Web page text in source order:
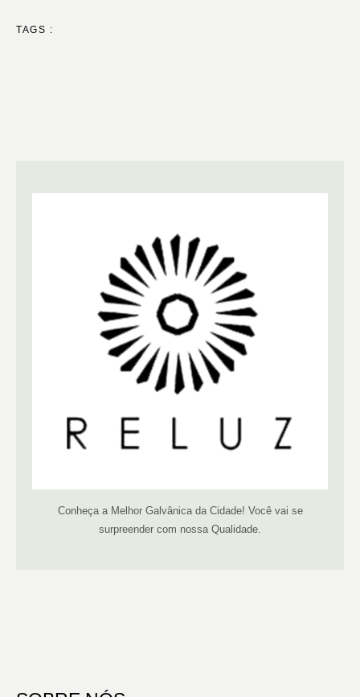
TAGS :
Conheça a Melhor Galvânica da Cidade! Você vai se
surpreender com nossa Qualidade.